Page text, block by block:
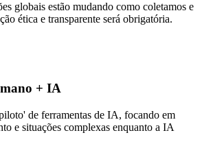
globais estão mudando como coletamos e
ética e transparente será obrigatória.
+ IA
de ferramentas de IA, focando em
e situações complexas enquanto a IA